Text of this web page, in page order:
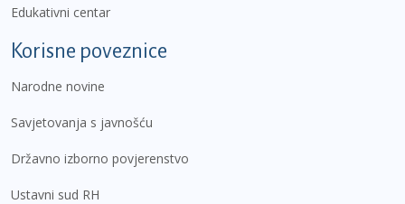
Edukativni centar
Korisne poveznice
Narodne novine
Savjetovanja s javnošću
Državno izborno povjerenstvo
Ustavni sud RH